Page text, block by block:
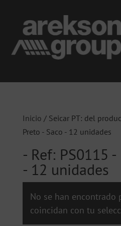
Inicio / Seicar PT: del
Preto - Saco - 12 unidades
- Ref: PS0115
- 12 unidades
No se han encontrado
coincidan con tu